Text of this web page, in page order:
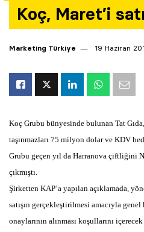
Koç, Maret’i
Marketing Türkiye 19 Haziran
Koç Grubu bünyesinde bulunan Tat
taşınmazları 75 milyon dolar ve KDV
Grubu geçen yıl da Harranova çiftliğini
çıkmıştı.
Şirketten KAP’a yapılan açıklamada,
satışın gerçekleştirilmesi amacıyla
onaylarının alınması koşullarını
Yazarlar
Araştırma